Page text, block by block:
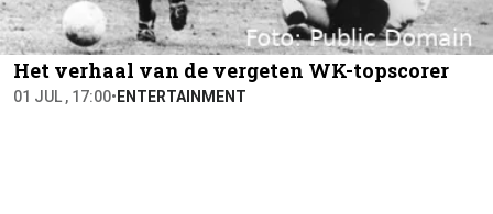
Het verhaal van de vergeten WK-topscorer
01 JUL , 17:00• ENTERTAINMENT